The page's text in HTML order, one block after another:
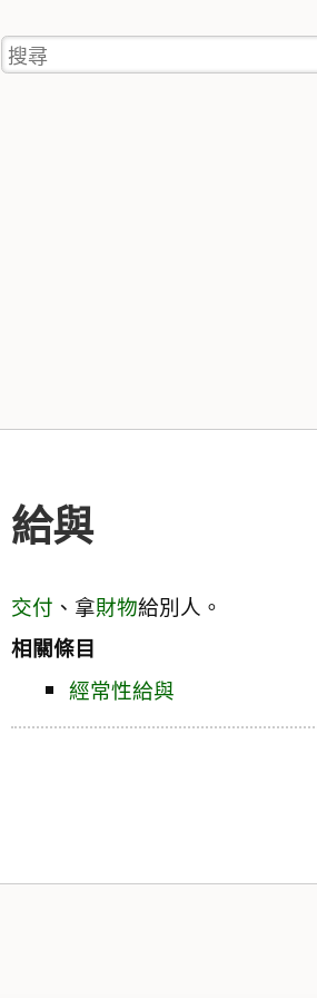
用
者
搜
尋
給與
交付 、拿財物給別人。
相關條目
經常性給與